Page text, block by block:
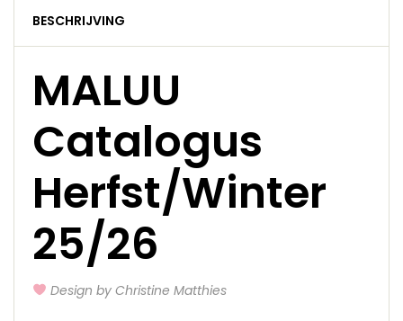
BESCHRIJVING
MALUU
Catalogus
Herfst/Winter
25/26
Design by Christine Matthies